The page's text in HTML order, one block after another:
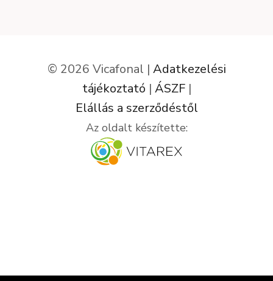
© 2026 Vicafonal | Adatkezelési
tájékoztató | ÁSZF|
Elállás a szerződéstől
Az oldalt készítette: